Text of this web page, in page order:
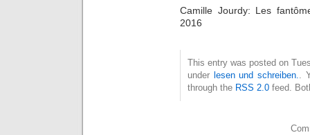
Camille Jourdy: Les
2016
This entry was posted on
under lesen und schreiben.
.
through the RSS 2.0 feed.